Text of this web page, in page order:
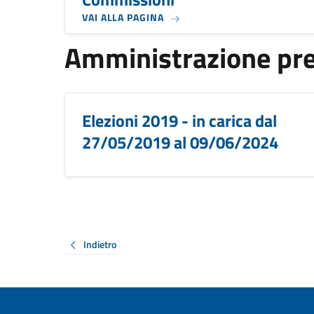
VAI ALLA PAGINA
Amministrazione
Elezioni 2019 - in carica dal
27/05/2019 al 09/06/2024
Indietro